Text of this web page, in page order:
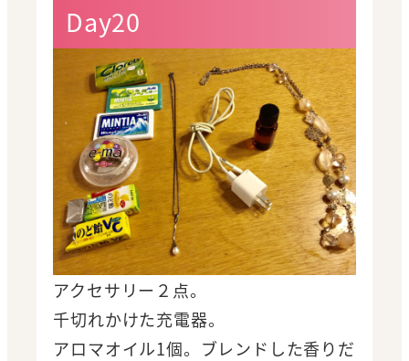
Day20
アクセサリー２点。
千切れかけた充電器。
アロマオイル1個。ブレンドした香りだ